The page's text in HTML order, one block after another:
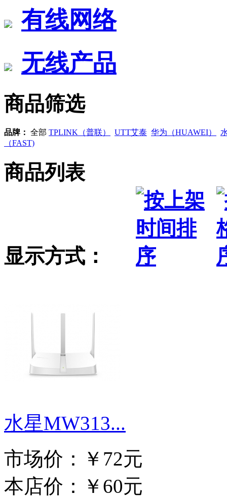
有线网络
无线产品
商品筛选
品牌： 全部 TPLINK（普联） UTT艾泰 华为（HUAWEI）
（FAST)
商品列表
显示方式：
水星MW313...
市场价：
￥72元
本店价：
￥60元